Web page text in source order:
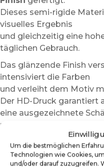
Um die bestmöglichen
Technologien wie Cookies,
und/oder darauf zuzugreifen.
Dieses semi-rigide
visuelles Ergebnis
und gleichzeitig eine
täglichen Gebrauch.
Das glänzende Finish
intensiviert die Farben
und verleiht dem Motiv
Der HD-Druck garantiert
eine ausgezeichnete
und eine sehr gute
Die Sticker widerstehen
leichten Reibungen